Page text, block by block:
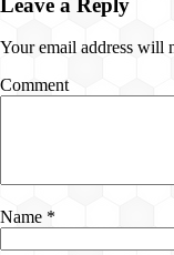
Your email address will
Comment
Name *